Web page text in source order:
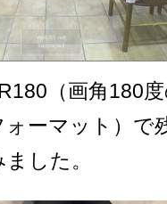
（画角180
ーマット）で
した。